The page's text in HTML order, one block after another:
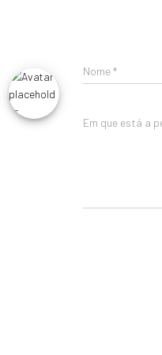
Nome*
Em que está a